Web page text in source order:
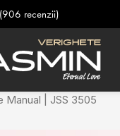
Manual | JSS 3505